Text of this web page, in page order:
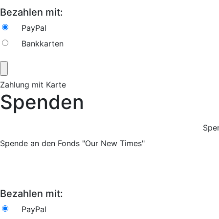
Bezahlen mit:
PayPal
Bankkarten
Zahlung mit Karte
Spenden
Spende an den Fonds "Our New Times"
Bezahlen mit:
PayPal